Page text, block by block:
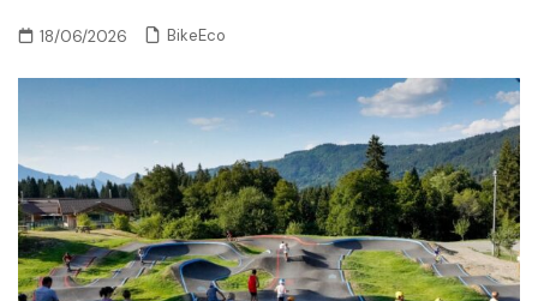
18/06/2026 BikeEco